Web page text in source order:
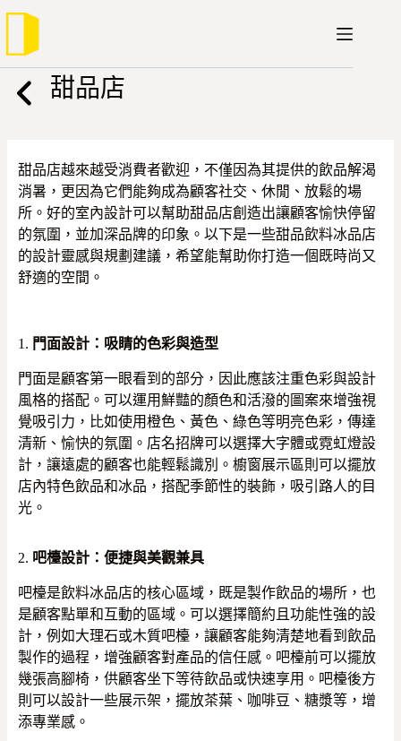
跳
主
甜品店
甜品店越來越受消費者歡迎，不僅因為其提供的飲品解渴
消暑，更因為它們能夠成為顧客社交、休閒、放鬆的場
所。好的室內設計可以幫助甜品店創造出讓顧客愉快停留
的氛圍，並加深品牌的印象。以下是一些甜品飲料冰品店
的設計靈感與規劃建議，希望能幫助你打造一個既時尚又
舒適的空間。
1. 門面設計：吸睛的色彩與造型
門面是顧客第一眼看到的部分，因此應該注重色彩與設計
風格的搭配。可以運用鮮豔的顏色和活潑的圖案來增強視
覺吸引力，比如使用橙色、黃色、綠色等明亮色彩，傳達
清新、愉快的氛圍。店名招牌可以選擇大字體或霓虹燈設
計，讓遠處的顧客也能輕鬆識別。櫥窗展示區則可以擺放
店內特色飲品和冰品，搭配季節性的裝飾，吸引路人的目
光。
2. 吧檯設計：便捷與美觀兼具
吧檯是飲料冰品店的核心區域，既是製作飲品的場所，也
是顧客點單和互動的區域。可以選擇簡約且功能性強的設
計，例如大理石或木質吧檯，讓顧客能夠清楚地看到飲品
製作的過程，增強顧客對產品的信任感。吧檯前可以擺放
幾張高腳椅，供顧客坐下等待飲品或快速享用。吧檯後方
則可以設計一些展示架，擺放茶葉、咖啡豆、糖漿等，增
添專業感。